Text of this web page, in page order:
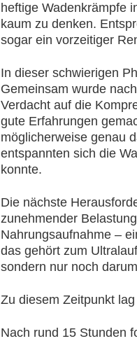
heftige Wadenkrämpfe
kaum zu denken.
sogar ein vorzeitiger
In dieser schwierigen
Gemeinsam wurde
Verdacht auf die
gute Erfahrungen
möglicherweise genau
entspannten sich die
konnte.
Die nächste
zunehmender
Nahrungsaufnahme –
das gehört zum
sondern nur noch
Zu diesem Zeitpunkt
Nach rund 15 Stunden